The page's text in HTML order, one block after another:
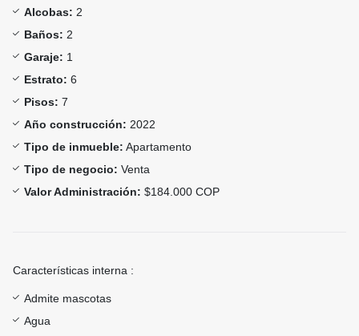
Alcobas: 2
Baños: 2
Garaje: 1
Estrato: 6
Pisos: 7
Año construcción: 2022
Tipo de inmueble: Apartamento
Tipo de negocio: Venta
Valor Administración: $184.000 COP
Características interna :
Admite mascotas
Agua